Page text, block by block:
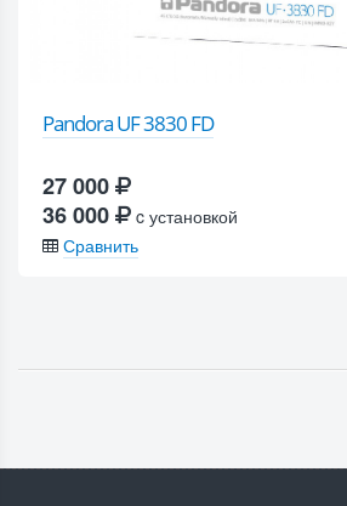
Pandora UF 3830 FD
27 000
36 000
c установкой
Сравнить